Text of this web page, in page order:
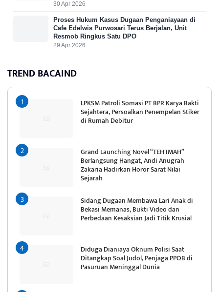
30 Apr 2026
Proses Hukum Kasus Dugaan Penganiayaan di
Cafe Edelwis Purwosari Terus Berjalan, Unit
Resmob Ringkus Satu DPO
29 Apr 2026
TREND BACAIND
LPKSM Patroli Somasi PT BPR Karya Bakti
Sejahtera, Persoalkan Penempelan Stiker
di Rumah Debitur
Grand Launching Novel “TEH IMAH”
Berlangsung Hangat, Andi Anugrah
Zakaria Hadirkan Horor Sarat Nilai
Sejarah
Sidang Dugaan Membawa Lari Anak di
Bekasi Memanas, Bukti Video dan
Perbedaan Kesaksian Jadi Titik Krusial
Diduga Dianiaya Oknum Polisi Saat
Ditangkap Soal Judol, Penjaga PPOB di
Pasuruan Meninggal Dunia